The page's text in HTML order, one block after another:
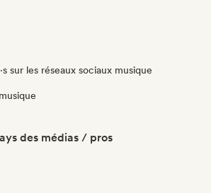
sur les réseaux sociaux musique
des médias / pros